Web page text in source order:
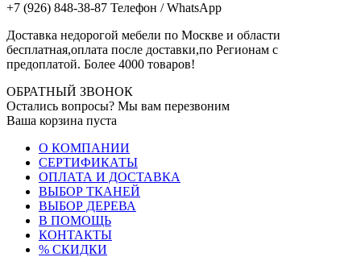
+7 (926) 848-38-87 Телефон / WhatsApp
Доставка недорогой мебели по Москве и области
бесплатная,оплата после доставки,по Регионам с
предоплатой. Более 4000 товаров!
ОБРАТНЫЙ ЗВОНОК
Остались вопросы? Мы вам перезвоним
Ваша корзина пуста
О КОМПАНИИ
СЕРТИФИКАТЫ
ОПЛАТА И ДОСТАВКА
ВЫБОР ТКАНЕЙ
ВЫБОР ДЕРЕВА
В ПОМОЩЬ
КОНТАКТЫ
% СКИДКИ